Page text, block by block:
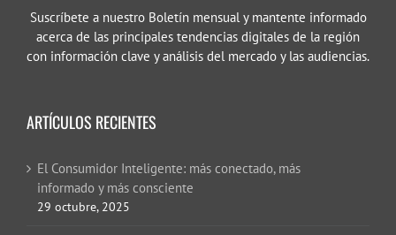
Suscríbete a nuestro Boletín mensual y mantente informado
acerca de las principales tendencias digitales de la región
con información clave y análisis del mercado y las audiencias.
ARTÍCULOS RECIENTES
El Consumidor Inteligente: más conectado, más
informado y más consciente
29 octubre, 2025